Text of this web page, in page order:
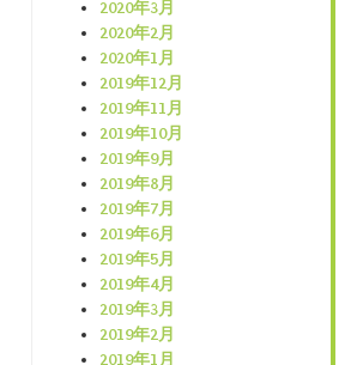
2020年3月
2020年2月
2020年1月
2019年12月
2019年11月
2019年10月
2019年9月
2019年8月
2019年7月
2019年6月
2019年5月
2019年4月
2019年3月
2019年2月
2019年1月